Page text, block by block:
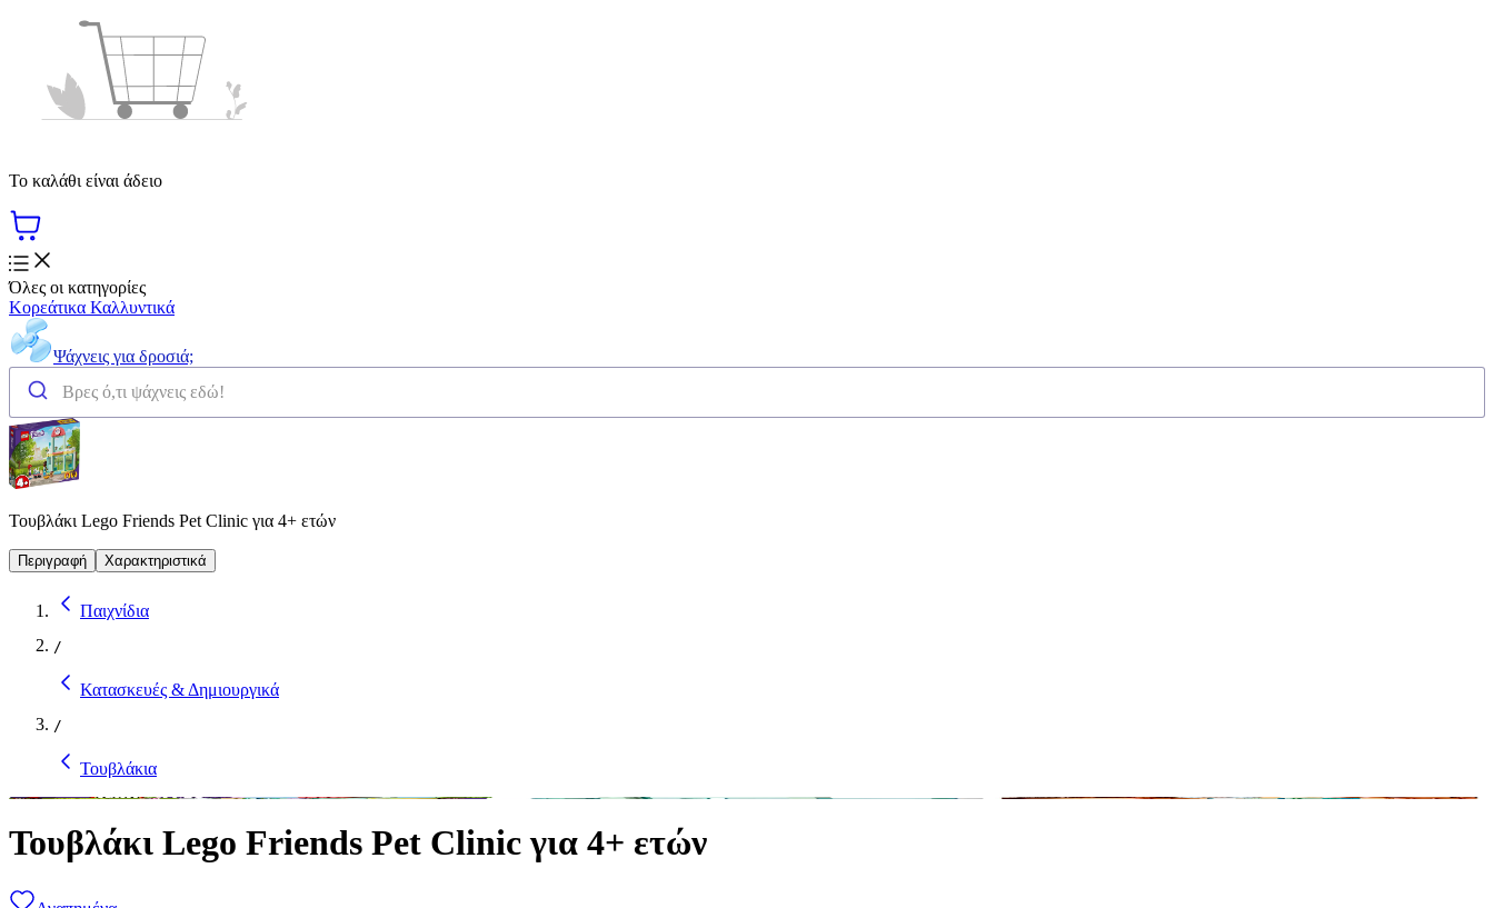
Το καλάθι είναι άδειο
Όλες οι κατηγορίες
Κορεάτικα Καλλυντικά
Ψάχνεις για δροσιά;
Τουβλάκι Lego Friends Pet Clinic για 4+ ετών
Περιγραφή Χαρακτηριστικά
Παιχνίδια
/
Κατασκευές & Δημιουργικά
/
Τουβλάκια
Τουβλάκι Lego Friends Pet Clinic για 4+ ετών